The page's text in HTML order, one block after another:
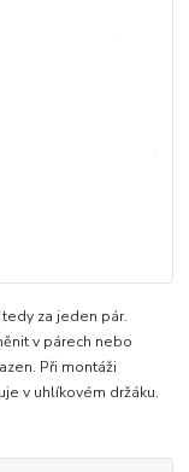
za jeden pár.
v párech nebo
Při montáži
v uhlíkovém držáku.